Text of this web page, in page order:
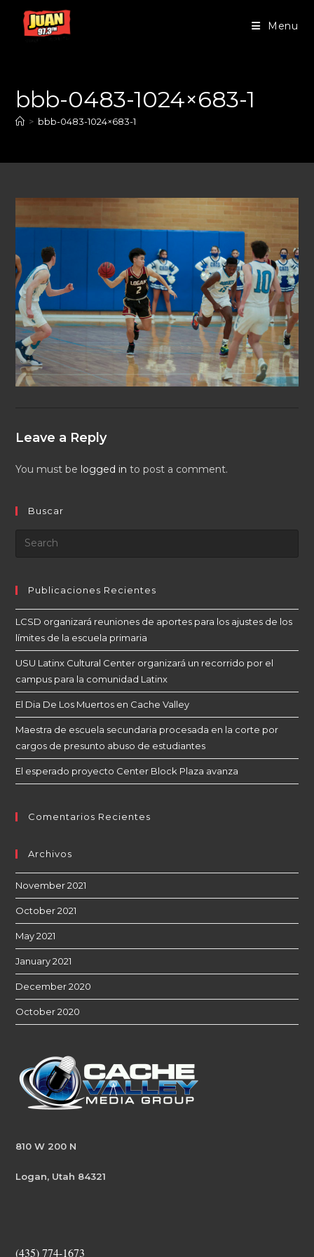
Menu
bbb-0483-1024×683-1
> bbb-0483-1024×683-1
Leave a Reply
You must be logged in to post a comment.
Buscar
Publicaciones Recientes
LCSD organizará reuniones de aportes para los ajustes de los
límites de la escuela primaria
USU Latinx Cultural Center organizará un recorrido por el
campus para la comunidad Latinx
El Dia De Los Muertos en Cache Valley
Maestra de escuela secundaria procesada en la corte por
cargos de presunto abuso de estudiantes
El esperado proyecto Center Block Plaza avanza
Comentarios Recientes
Archivos
November 2021
October 2021
May 2021
January 2021
December 2020
October 2020
810 W 200 N
Logan, Utah 84321
(435) 774-1673